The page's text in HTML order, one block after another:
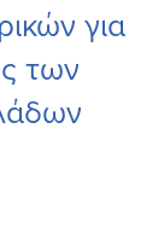
για
των